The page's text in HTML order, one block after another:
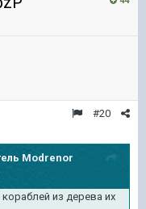
#20
Modrenor
из дерева их